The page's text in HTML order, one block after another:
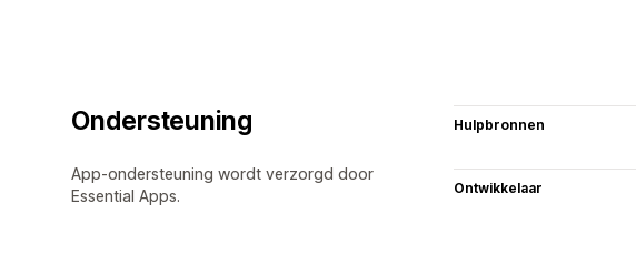
Ondersteuning
App-ondersteuning wordt verzorgd door
Essential Apps.
Hulpbronnen
Ontwikkelaar